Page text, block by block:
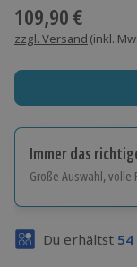
109,90 €
zzgl. Versand (inkl.
Immer das
Große Auswahl,
Volle
Du erhältst 54